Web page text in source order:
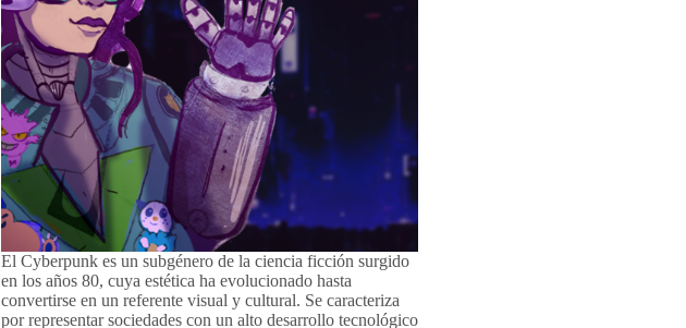
El Cyberpunk es un subgénero de la ciencia ficción surgido
en los años 80, cuya estética ha evolucionado hasta
convertirse en un referente visual y cultural. Se caracteriza
por representar sociedades con un alto desarrollo tecnológico